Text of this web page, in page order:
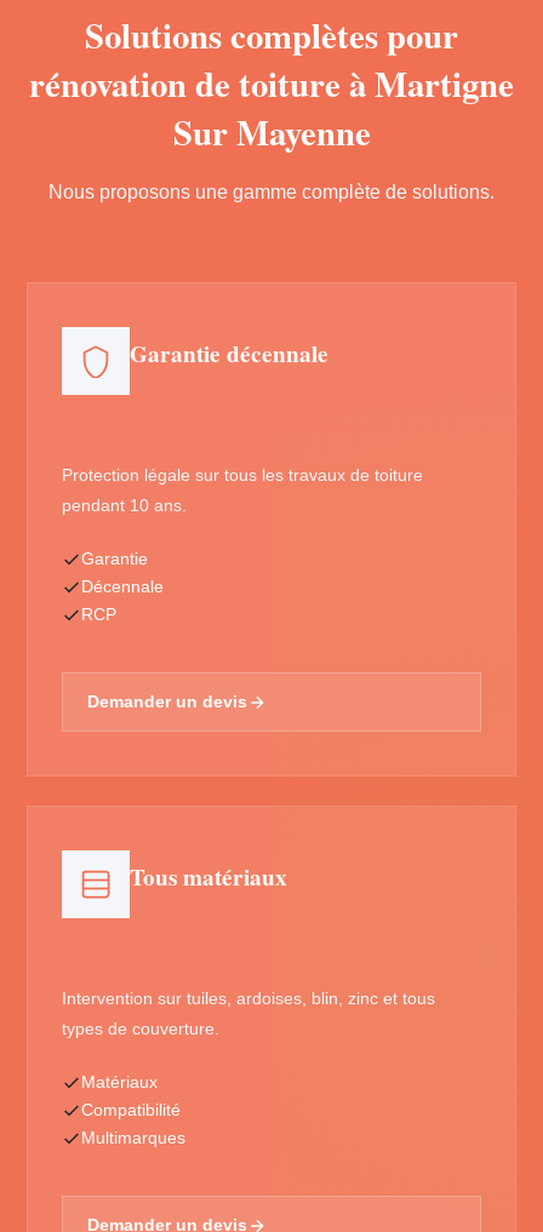
Solutions complètes pour
rénovation de toiture à Martigne
Sur Mayenne
Nous proposons une gamme complète de solutions.
Garantie décennale
Protection légale sur tous les travaux de toiture
pendant 10 ans.
Garantie
Décennale
RCP
Demander un devis
Tous matériaux
Intervention sur tuiles, ardoises, blin, zinc et tous
types de couverture.
Matériaux
Compatibilité
Multimarques
Demander un devis